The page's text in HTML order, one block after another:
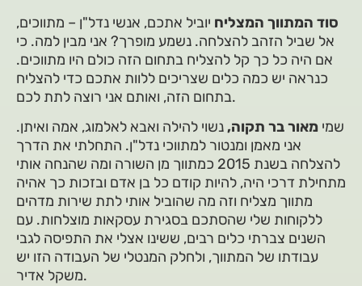
סוד המתווך המצליח יוביל אתכם, אנשי נדל"ן – מתווכים,
אל שביל הזהב להצלחה. נשמע מופרך? אני מבין למה. כי
אם היה כל כך קל להצליח בתחום הזה כולם היו מתווכים.
כנראה יש כמה כלים שצריכים ללוות אתכם כדי להצליח
בתחום הזה, ואותם אני רוצה לתת לכם.
שמי מאור בר תקוה,נשוי להילה ואבא לאלמוג, אמה ואיתן.
אני מאמן ומנטור למתווכי נדל"ן. התחלתי את הדרך
להצלחה בשנת 2015 כמתווך מן השורה ומה שהנחה אותי
מתחילת דרכי היה, להיות קודם כל בן אדם ובזכות כך אהיה
מתווך מצליח וזה מה שהוביל אותי לתת שירות מדהים
ללקוחות שלי שהסתכם בסגירת עסקאות מוצלחות. עם
השנים צברתי כלים רבים, ששינו אצלי את התפיסה לגבי
עבודתו של המתווך, ולחלק המנטלי של העבודה הזו יש
משקל אדיר.